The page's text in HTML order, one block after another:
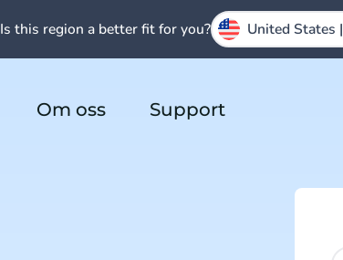
Om oss Support
Is this region a better fit for you? United States |